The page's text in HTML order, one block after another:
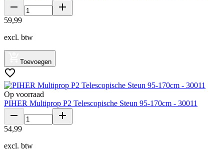
59,99
excl. btw
Toevoegen
Op voorraad
PIHER Multiprop P2 Telescopische Steun 95-170cm - 30011
54,99
excl. btw